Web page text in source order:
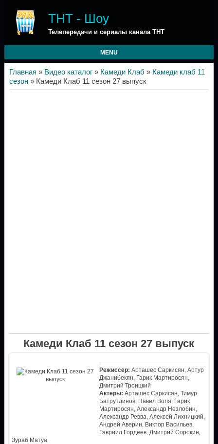
ТНТ - Шоу
Телепередачи и сериалы канала ТНТ
MENU
Главная » Видео каталог» Камеди Клаб » Камеди клаб 11
сезон» Камеди Клаб 11 сезон 27 выпуск
Камеди Клаб 11 сезон 27 выпуск
Режиссер: Арташес Саркисян, Артур
Джанибекян, Гарик Мартиросян,
Дмитрий Троицкий
Актеры: Арташес Саркисян, Тимур
Батрутдинов, Павел Воля, Гарик
Мартиросян, Александр Незлобин,
Александр Ревва, Алексей Лихницкий,
Андрей Аверин, Виктор Васильев,
Гавриил Гордеев, Дмитрий Сорокин,
Зураб Матуа